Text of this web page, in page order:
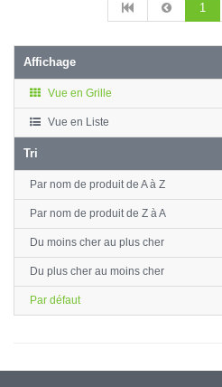
1
Affichage
Vue en Grille
Vue en Liste
Tri
Par nom de produit de A à Z
Par nom de produit de Z à A
Du moins cher au plus cher
Du plus cher au moins cher
Par défaut